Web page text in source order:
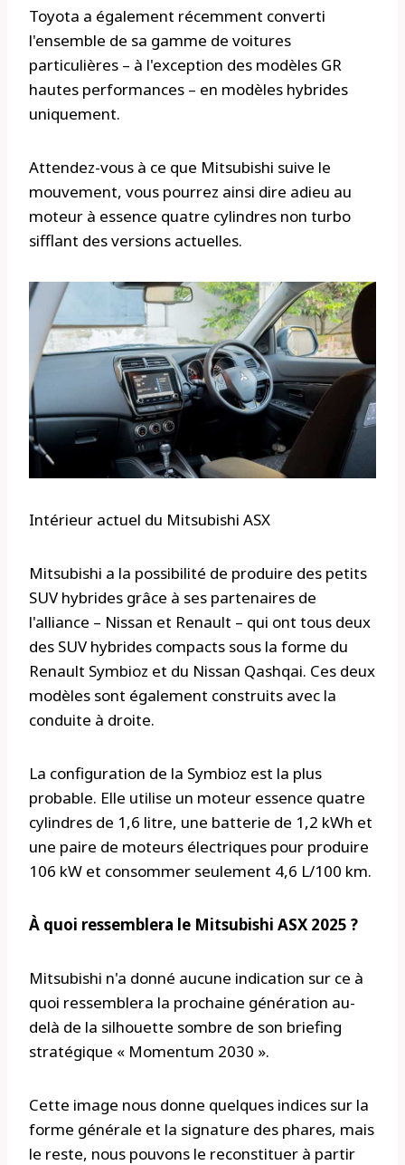
Toyota a également récemment converti
l'ensemble de sa gamme de voitures
particulières – à l'exception des modèles GR
hautes performances – en modèles hybrides
uniquement.
Attendez-vous à ce que Mitsubishi suive le
mouvement, vous pourrez ainsi dire adieu au
moteur à essence quatre cylindres non turbo
sifflant des versions actuelles.
Intérieur actuel du Mitsubishi ASX
Mitsubishi a la possibilité de produire des petits
SUV hybrides grâce à ses partenaires de
l'alliance – Nissan et Renault – qui ont tous deux
des SUV hybrides compacts sous la forme du
Renault Symbioz et du Nissan Qashqai. Ces deux
modèles sont également construits avec la
conduite à droite.
La configuration de la Symbioz est la plus
probable. Elle utilise un moteur essence quatre
cylindres de 1,6 litre, une batterie de 1,2 kWh et
une paire de moteurs électriques pour produire
106 kW et consommer seulement 4,6 L/100 km.
À quoi ressemblera le Mitsubishi ASX 2025 ?
Mitsubishi n'a donné aucune indication sur ce à
quoi ressemblera la prochaine génération au-
delà de la silhouette sombre de son briefing
stratégique « Momentum 2030 ».
Cette image nous donne quelques indices sur la
forme générale et la signature des phares, mais
le reste, nous pouvons le reconstituer à partir